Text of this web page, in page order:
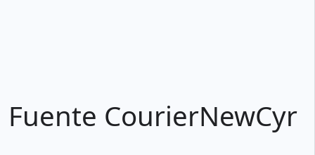
Fuente CourierNewCyr